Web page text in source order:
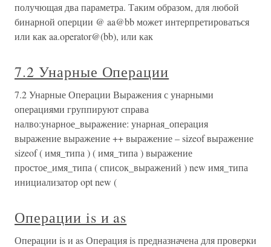
получющая два параметра. Таким образом, для любой
бинарной оперции @ aa@bb может интерпретироваться
или как aa.operator@(bb), или как
7.2 Унарные Операции
7.2 Унарные Операции Выражения с унарными
операциями группируют справа
налво:унарное_выражение: унарная_операция
выражение выражение ++ выражение – sizeof выражение
sizeof ( имя_типа ) ( имя_типа ) выражение
простое_имя_типа ( список_выражений ) new имя_типа
инициализатор opt new (
Операции is и as
Операции is и as Операция is предназначена для проверки